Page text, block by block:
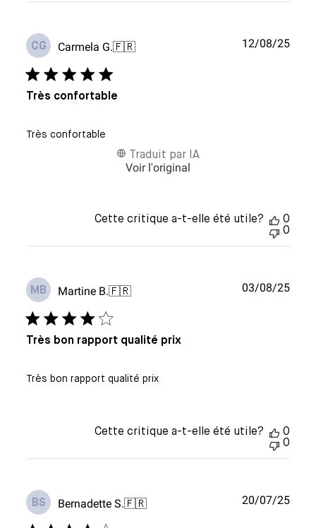
CG Carmela G.🇫🇷
Très confortable
Très confortable
Traduit par IA
Voir l'original
Date
12/08/25
Cette critique a-t-elle été utile?
0
0
MB Martine B.🇫🇷
Très bon rapport qualité prix
Très bon rapport qualité prix
Date
03/08/25
Cette critique a-t-elle été utile?
0
0
BS Bernadette S.🇫🇷
Date
20/07/25